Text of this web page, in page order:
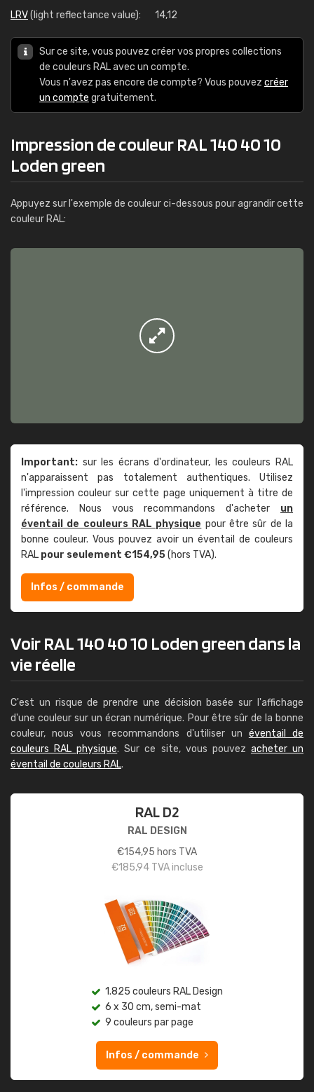
LRV(light reflectance value): 14,12
Sur ce site, vous pouvez créer vos propres collections
de couleurs RAL avec un compte.
Vous n'avez pas encore de compte? Vous pouvez créer
un compte gratuitement.
Impression de couleur RAL 140 40 10
Loden green
Appuyez sur l'exemple de couleur ci-dessous pour agrandir cette
couleur RAL:
Important: sur les écrans d'ordinateur, les couleurs RAL
n'apparaissent pas totalement authentiques. Utilisez
l'impression couleur sur cette page uniquement à titre de
référence. Nous vous recommandons d'acheter un
éventail de couleurs RAL physique pour être sûr de la
bonne couleur. Vous pouvez avoir un éventail de couleurs
RAL pour seulement €154,95(hors TVA).
Infos / commande
Voir RAL 140 40 10 Loden green dans la
vie réelle
C'est un risque de prendre une décision basée sur l'affichage
d'une couleur sur un écran numérique. Pour être sûr de la bonne
couleur, nous vous recommandons d'utiliser un éventail de
couleurs RAL physique. Sur ce site, vous pouvez acheter un
éventail de couleurs RAL.
RAL D2
RAL DESIGN
€154,95 hors TVA
€185,94TVA incluse
1.825 couleurs RAL Design
6 x 30 cm, semi-mat
9 couleurs par page
Infos / commande